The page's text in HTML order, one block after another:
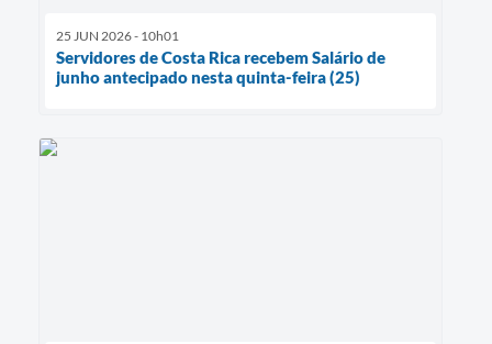
25 JUN 2026 - 10h01
Servidores de Costa Rica recebem Salário de
junho antecipado nesta quinta-feira (25)